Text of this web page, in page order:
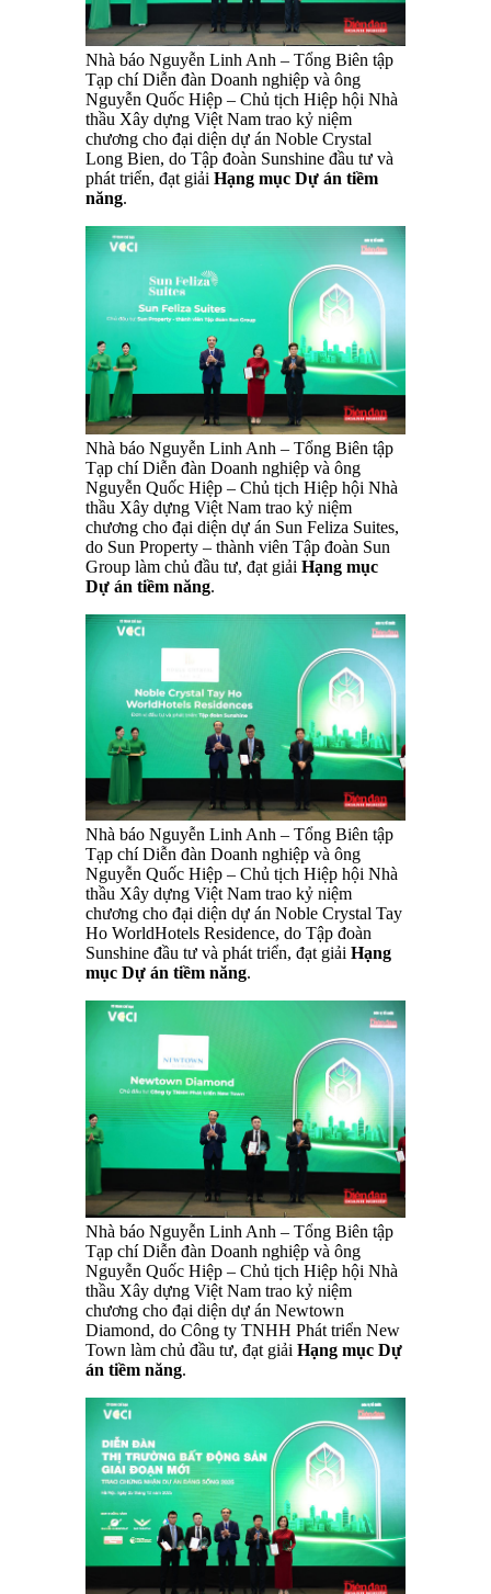
Nhà báo Nguyễn Linh Anh – Tổng Biên tập
Tạp chí Diễn đàn Doanh nghiệp và ông
Nguyễn Quốc Hiệp – Chủ tịch Hiệp hội Nhà
thầu Xây dựng Việt Nam trao kỷ niệm
chương cho đại diện dự án Noble Crystal
Long Bien, do Tập đoàn Sunshine đầu tư và
phát triển, đạt giải Hạng mục Dự án tiềm
năng.
Nhà báo Nguyễn Linh Anh – Tổng Biên tập
Tạp chí Diễn đàn Doanh nghiệp và ông
Nguyễn Quốc Hiệp – Chủ tịch Hiệp hội Nhà
thầu Xây dựng Việt Nam trao kỷ niệm
chương cho đại diện dự án Sun Feliza Suites,
do Sun Property – thành viên Tập đoàn Sun
Group làm chủ đầu tư, đạt giải Hạng mục
Dự án tiềm năng.
Nhà báo Nguyễn Linh Anh – Tổng Biên tập
Tạp chí Diễn đàn Doanh nghiệp và ông
Nguyễn Quốc Hiệp – Chủ tịch Hiệp hội Nhà
thầu Xây dựng Việt Nam trao kỷ niệm
chương cho đại diện dự án Noble Crystal Tay
Ho WorldHotels Residence, do Tập đoàn
Sunshine đầu tư và phát triển, đạt giải Hạng
mục Dự án tiềm năng.
Nhà báo Nguyễn Linh Anh – Tổng Biên tập
Tạp chí Diễn đàn Doanh nghiệp và ông
Nguyễn Quốc Hiệp – Chủ tịch Hiệp hội Nhà
thầu Xây dựng Việt Nam trao kỷ niệm
chương cho đại diện dự án Newtown
Diamond, do Công ty TNHH Phát triển New
Town làm chủ đầu tư, đạt giải Hạng mục Dự
án tiềm năng.